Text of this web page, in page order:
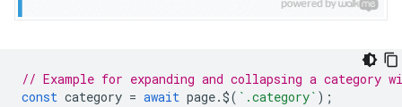
// Example for expanding and collapsing a category
const category = await page.$( `.category` );